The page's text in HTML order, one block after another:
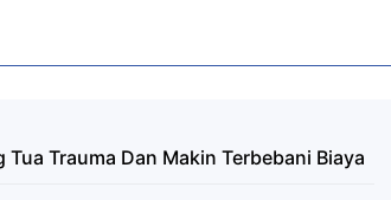
Trauma Dan Makin Terbebani Biaya